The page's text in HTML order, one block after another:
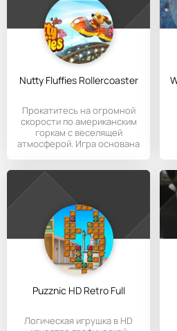
Nutty Fluffies Rollercoaster
Прокатитесь на огромной
скорости по американским
горкам с веселящей
атмосферой. Игра основана
Puzznic HD Retro Full
Логическая игрушка в HD